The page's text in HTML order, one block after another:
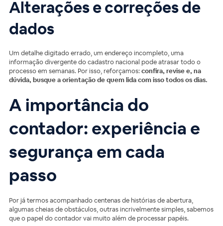
Alterações e correções de
dados
Um detalhe digitado errado, um endereço incompleto, uma
informação divergente do cadastro nacional pode atrasar todo o
processo em semanas. Por isso, reforçamos:confira, revise e, na
dúvida, busque a orientação de quem lida com isso todos os dias.
A importância do
contador: experiência e
segurança em cada
passo
Por já termos acompanhado centenas de histórias de abertura,
algumas cheias de obstáculos, outras incrivelmente simples, sabemos
que o papel do contador vai muito além de processar papéis.